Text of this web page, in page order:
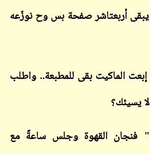
أربعتاشر صفحة بس وح نوزّعه
الماكيت بقى للمطبعة.. واطلب
يسيئك؟
فنجان القهوة وجلس ساعةً مع